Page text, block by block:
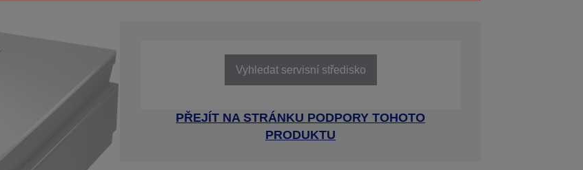
Vyhledat servisní středisko
PŘEJÍT NA STRÁNKU PODPORY TOHOTO
PRODUKTU